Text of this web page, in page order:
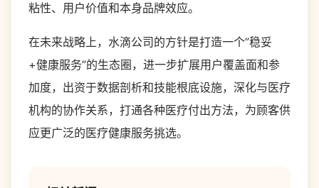
粘性、用户价值和本身品牌效应。
在未来战略上，水滴公司的方针是打造一个”稳妥
+健康服务”的生态圈，进一步扩展用户覆盖面和参
加度，出资于数据剖析和技能根底设施，深化与医疗
机构的协作关系，打通各种医疗付出方法，为顾客供
应更广泛的医疗健康服务挑选。